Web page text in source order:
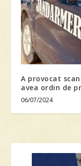
A provocat
avea ordin de
06/07/2024